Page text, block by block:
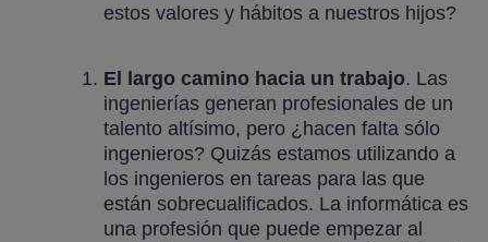
estos valores y hábitos a nuestros hijos?
El largo camino hacia un trabajo. Las
ingenierías generan profesionales de un
talento altísimo, pero ¿hacen falta sólo
ingenieros? Quizás estamos utilizando a
los ingenieros en tareas para las que
están sobrecualificados. La informática es
una profesión que puede empezar al